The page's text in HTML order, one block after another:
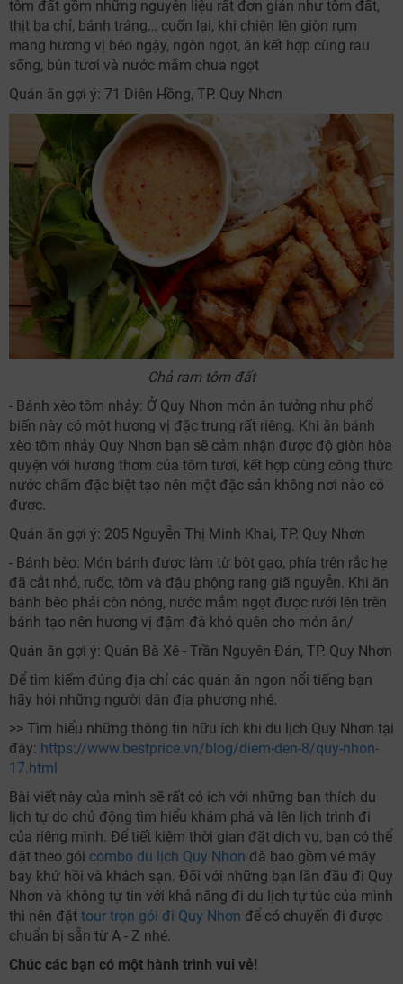
tôm đất gồm những nguyên liệu rất đơn giản như tôm đất,
thịt ba chỉ, bánh tráng… cuốn lại, khi chiên lên giòn rụm
mang hương vị béo ngậy, ngòn ngọt, ăn kết hợp cùng rau
sống, bún tươi và nước mắm chua ngọt
Quán ăn gợi ý: 71 Diên Hồng, TP. Quy Nhơn
Chả ram tôm đất
- Bánh xèo tôm nhảy: Ở Quy Nhơn món ăn tưởng như phổ
biến này có một hương vị đặc trưng rất riêng. Khi ăn bánh
xèo tôm nhảy Quy Nhơn bạn sẽ cảm nhận được độ giòn hòa
quyện với hương thơm của tôm tươi, kết hợp cùng công thức
nước chấm đặc biệt tạo nên một đặc sản không nơi nào có
được.
Quán ăn gợi ý: 205 Nguyễn Thị Minh Khai, TP. Quy Nhơn
- Bánh bèo: Món bánh được làm từ bột gạo, phía trên rắc hẹ
đã cắt nhỏ, ruốc, tôm và đậu phộng rang giã nguyễn. Khi ăn
bánh bèo phải còn nóng, nước mắm ngọt được rưới lên trên
bánh tạo nên hương vị đậm đà khó quên cho món ăn/
Quán ăn gợi ý: Quán Bà Xê - Trần Nguyên Đán, TP. Quy Nhơn
Để tìm kiếm đúng địa chỉ các quán ăn ngon nổi tiếng bạn
hãy hỏi những người dân địa phương nhé.
>> Tìm hiểu những thông tin hữu ích khi du lịch Quy Nhơn tại
đây: https://www.bestprice.vn/blog/diem-den-8/quy-nhon-
17.html
Bài viết này của mình sẽ rất có ích với những bạn thích du
lịch tự do chủ động tìm hiểu khám phá và lên lịch trình đi
của riêng mình. Để tiết kiệm thời gian đặt dịch vụ, bạn có thể
đặt theo gói combo du lịch Quy Nhơn đã bao gồm vé máy
bay khứ hồi và khách sạn. Đối với những bạn lần đầu đi Quy
Nhơn và không tự tin với khả năng đi du lịch tự túc của mình
thì nên đặt tour trọn gói đi Quy Nhơn để có chuyến đi được
chuẩn bị sẵn từ A - Z nhé.
Chúc các bạn có một hành trình vui vẻ!